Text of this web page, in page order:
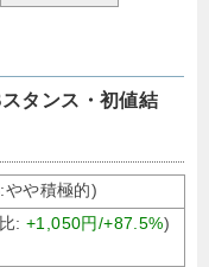
タンス・初値結
やや積極的)
: +1,050円/+87.5%)